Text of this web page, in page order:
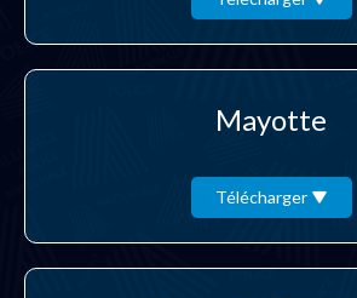
Mayotte
Télécharger